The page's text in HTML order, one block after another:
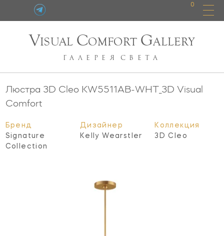
0
VISUAL COMFORT GALLERY
ГАЛЕРЕЯ СВЕТА
Люстра 3D Cleo KW5511AB-WHT_3D Visual
Comfort
Бренд
Signature
Collection
Дизайнер
Kelly Wearstler
Коллекция
3D Cleo